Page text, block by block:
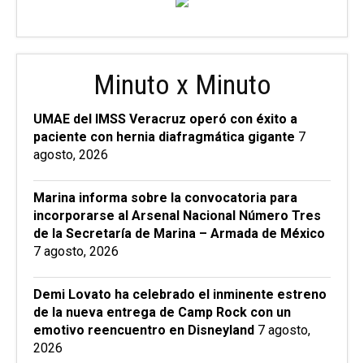
Minuto x Minuto
UMAE del IMSS Veracruz operó con éxito a
paciente con hernia diafragmática gigante 7
agosto, 2026
Marina informa sobre la convocatoria para
incorporarse al Arsenal Nacional Número Tres
de la Secretaría de Marina – Armada de México
7 agosto, 2026
Demi Lovato ha celebrado el inminente estreno
de la nueva entrega de Camp Rock con un
emotivo reencuentro en Disneyland 7 agosto,
2026